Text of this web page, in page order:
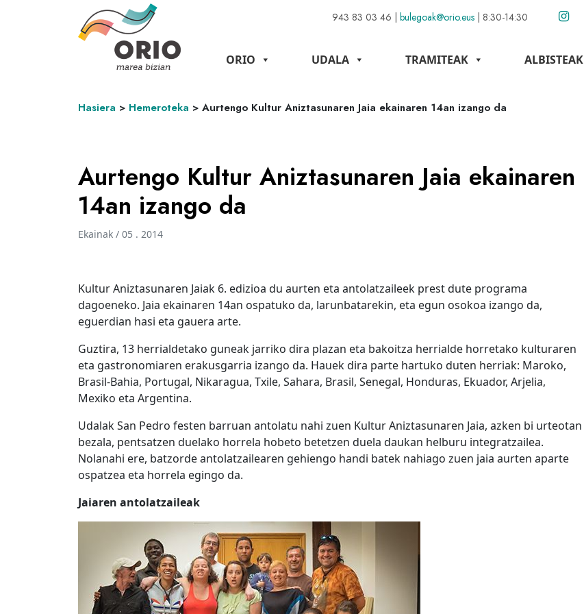
943 83 03 46 | bulegoak@orio.eus | 8:30-14:30
ORIO UDALA TRAMITEAK ALBISTEAK
Hasiera > Hemeroteka > Aurtengo Kultur Aniztasunaren Jaia ekainaren 14an izango da
Aurtengo Kultur Aniztasunaren Jaia ekainaren
14an izango da
Ekainak / 05 . 2014
Kultur Aniztasunaren Jaiak 6. edizioa du aurten eta antolatzaileek prest dute programa
dagoeneko. Jaia ekainaren 14an ospatuko da, larunbatarekin, eta egun osokoa izango da,
eguerdian hasi eta gauera arte.
Guztira, 13 herrialdetako guneak jarriko dira plazan eta bakoitza herrialde horretako kulturaren
eta gastronomiaren erakusgarria izango da. Hauek dira parte hartuko duten herriak: Maroko,
Brasil-Bahia, Portugal, Nikaragua, Txile, Sahara, Brasil, Senegal, Honduras, Ekuador, Arjelia,
Mexiko eta Argentina.
Udalak San Pedro festen barruan antolatu nahi zuen Kultur Aniztasunaren Jaia, azken bi urteotan
bezala, pentsatzen duelako horrela hobeto betetzen duela daukan helburu integratzailea.
Nolanahi ere, batzorde antolatzailearen gehiengo handi batek nahiago zuen jaia aurten aparte
ospatzea eta horrela egingo da.
Jaiaren antolatzaileak